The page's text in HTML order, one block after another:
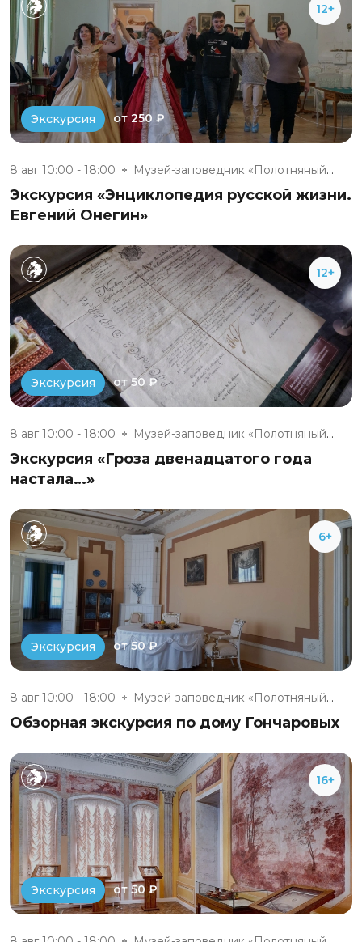
12+
Экскурсия от 250 ₽
8 авг 10:00 - 18:00 Музей-заповедник «Полотняный З...
Экскурсия «Энциклопедия русской жизни.
Евгений Онегин»
12+
Экскурсия от 50 ₽
8 авг 10:00 - 18:00 Музей-заповедник «Полотняный З...
Экскурсия «Гроза двенадцатого года
настала…»
6+
Экскурсия от 50 ₽
8 авг 10:00 - 18:00 Музей-заповедник «Полотняный З...
Обзорная экскурсия по дому Гончаровых
16+
Экскурсия от 50 ₽